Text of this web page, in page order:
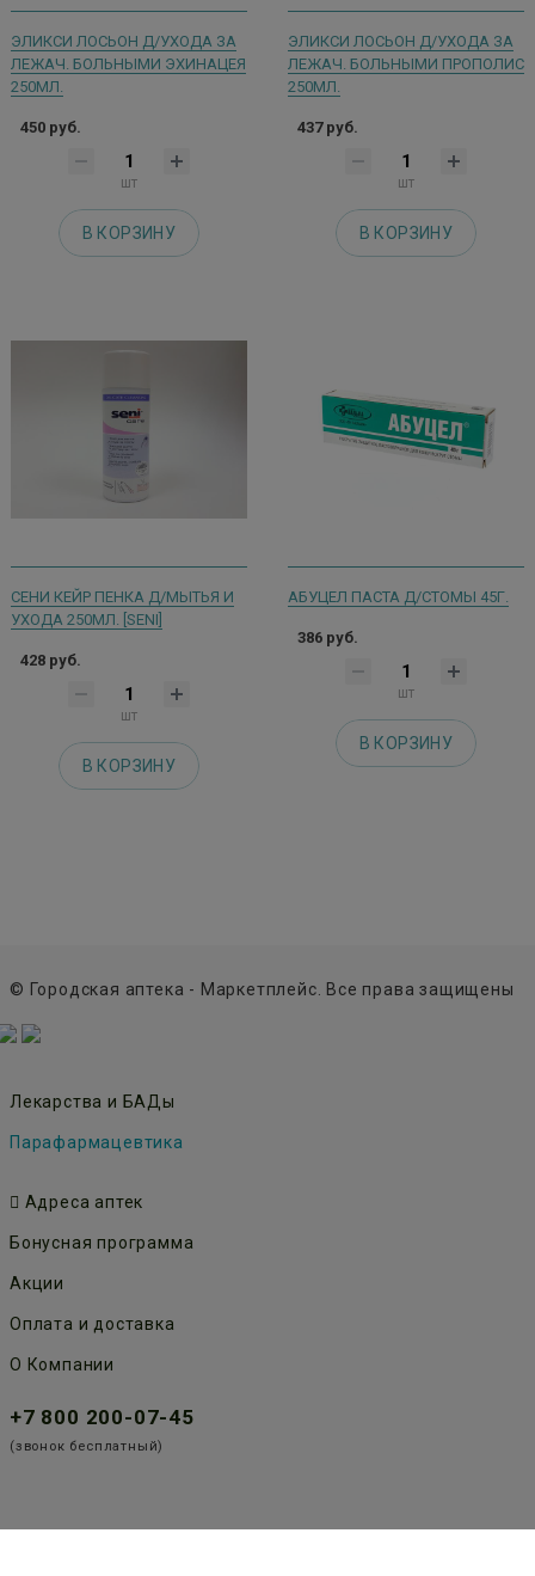
ЭЛИКСИ ЛОСЬОН Д/УХОДА ЗА
ЛЕЖАЧ. БОЛЬНЫМИ ЭХИНАЦЕЯ
250МЛ.
450 руб.
шт
В КОРЗИНУ
ЭЛИКСИ ЛОСЬОН Д/УХОДА ЗА
ЛЕЖАЧ. БОЛЬНЫМИ ПРОПОЛИС
250МЛ.
437 руб.
шт
В КОРЗИНУ
СЕНИ КЕЙР ПЕНКА Д/МЫТЬЯ И
УХОДА 250МЛ. [SENI]
428 руб.
шт
В КОРЗИНУ
АБУЦЕЛ ПАСТА Д/СТОМЫ 45Г.
386 руб.
шт
В КОРЗИНУ
© Городская аптека - Маркетплейс. Все права защищены
Лекарства и БАДы
Парафармацевтика
Адреса аптек
Бонусная программа
Акции
Оплата и доставка
О Компании
+7 800 200-07-45
(звонок бесплатный)